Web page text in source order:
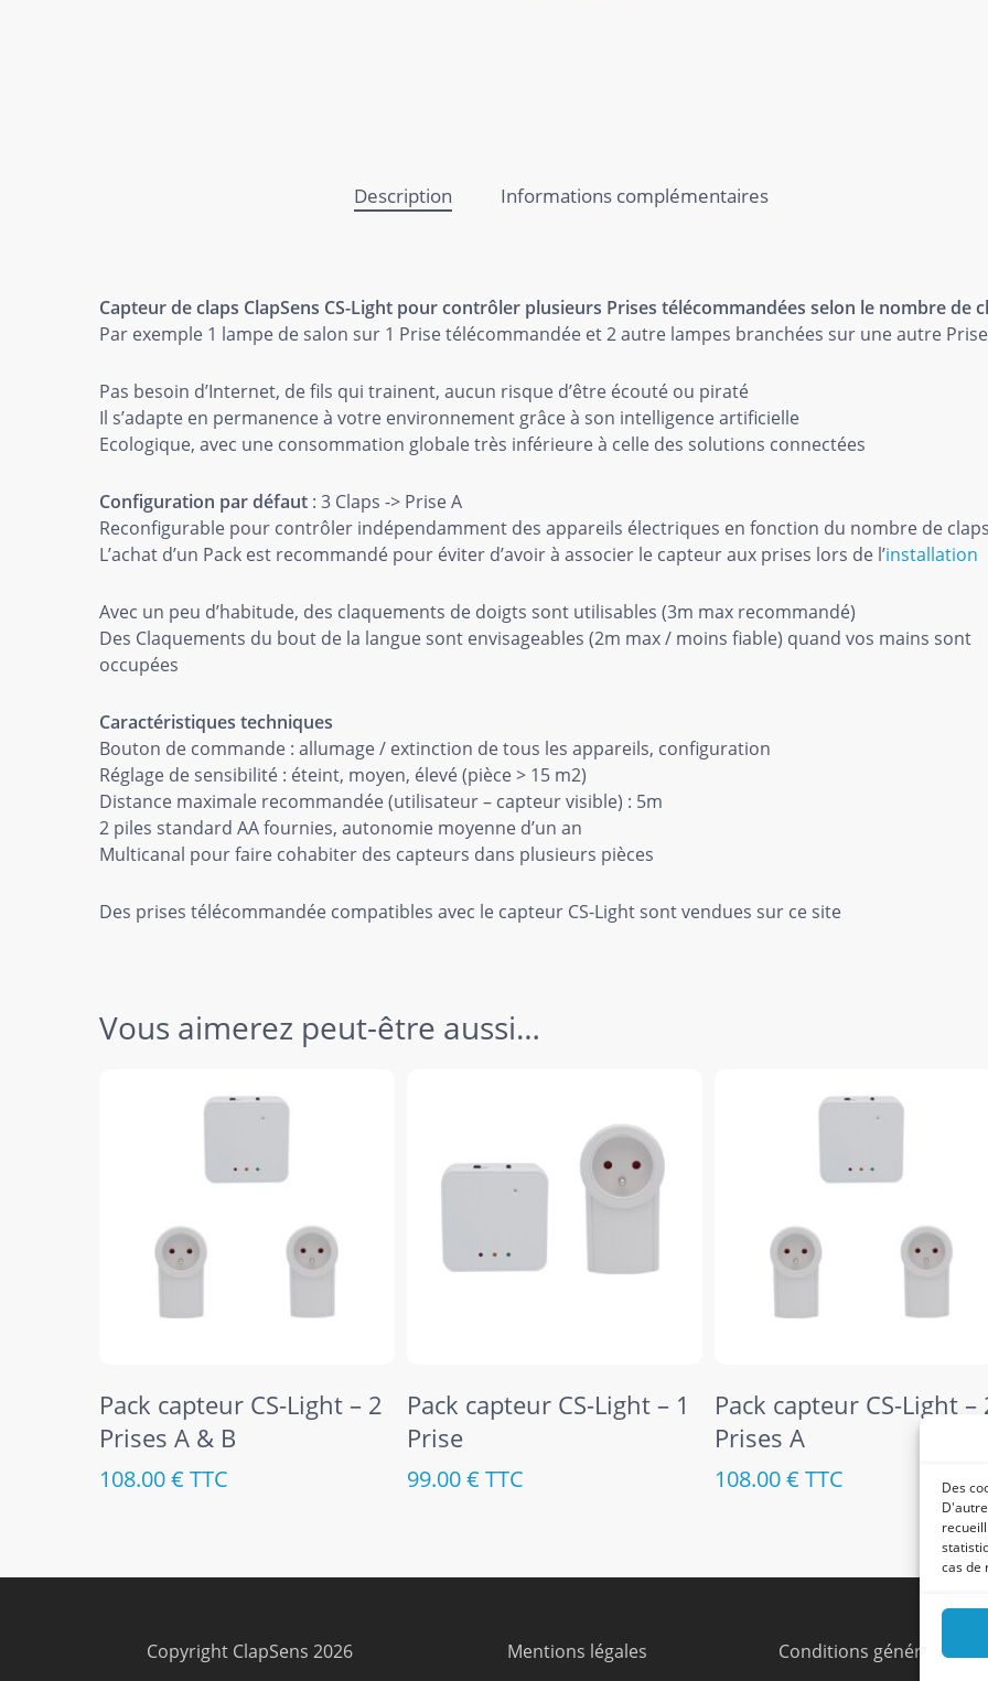
Des
cas de
Description Informations complémentaires
Capteur de claps ClapSens CS-Light pour contrôler plusieurs Prises télécommandées selon le nombre de
Par exemple 1 lampe de salon sur 1 Prise télécommandée et 2 autre lampes branchées sur une autre Prise
Pas besoin d’Internet, de fils qui trainent, aucun risque d’être écouté ou piraté
Il s’adapte en permanence à votre environnement grâce à son intelligence artificielle
Ecologique, avec une consommation globale très inférieure à celle des solutions connectées
Configuration par défaut : 3 Claps -> Prise A
Reconfigurable pour contrôler indépendamment des appareils électriques en fonction du nombre de claps
L’achat d’un Pack est recommandé pour éviter d’avoir à associer le capteur aux prises lors de l’installation
Avec un peu d’habitude, des claquements de doigts sont utilisables (3m max recommandé)
Des Claquements du bout de la langue sont envisageables (2m max / moins fiable) quand vos mains sont
occupées
Caractéristiques techniques
Bouton de commande : allumage / extinction de tous les appareils, configuration
Réglage de sensibilité : éteint, moyen, élevé (pièce > 15 m2)
Distance maximale recommandée (utilisateur – capteur visible) : 5m
2 piles standard AA fournies, autonomie moyenne d’un an
Multicanal pour faire cohabiter des capteurs dans plusieurs pièces
Des prises télécommandée compatibles avec le capteur CS-Light sont vendues sur ce site
Vous aimerez peut-être aussi…
Pack capteur CS-Light – 2
Prises A & B
108.00€ TTC
Pack capteur CS-Light – 1
Prise
99.00€ TTC
Pack capteur CS-Light –
Prises A
108.00€ TTC
Copyright ClapSens 2026 Mentions légales Conditions générales de